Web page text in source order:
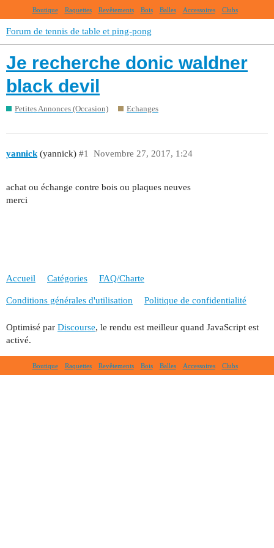
Boutique Raquettes Revêtements Bois Balles Accessoires Clubs
Forum de tennis de table et ping-pong
Je recherche donic waldner
black devil
Petites Annonces (Occasion) Echanges
yannick (yannick) Novembre 27, 2017, 1:24
#1
achat ou échange contre bois ou plaques neuves
merci
Accueil Catégories FAQ/Charte
Conditions générales d'utilisation Politique de confidentialité
Optimisé par Discourse, le rendu est meilleur quand JavaScript est
activé.
Boutique Raquettes Revêtements Bois Balles Accessoires Clubs